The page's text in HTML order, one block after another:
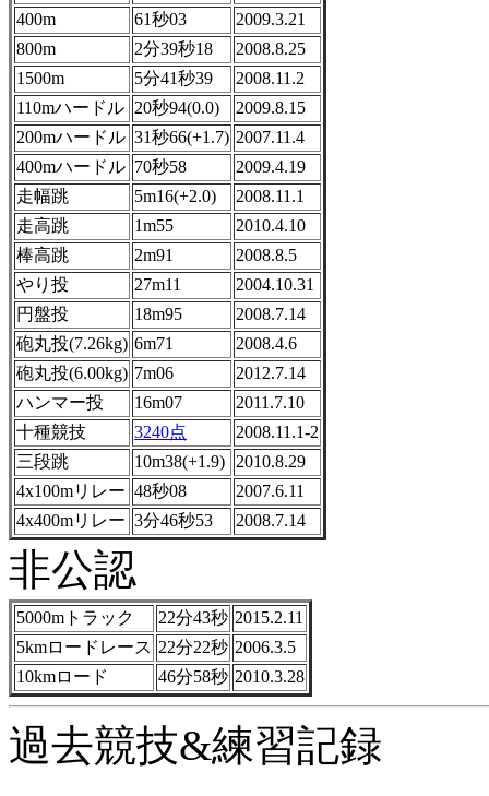
400m
61秒03
2009.3.21
800m
2分39秒18
2008.8.25
1500m
5分41秒39
2008.11.2
110mハードル 20秒94(0.0)
2009.8.15
200mハードル 31秒66(+1.7) 2007.11.4
400mハードル 70秒58
2009.4.19
走幅跳
5m16(+2.0)
2008.11.1
走高跳
1m55
2010.4.10
棒高跳
2m91
2008.8.5
やり投
27m11
2004.10.31
円盤投
18m95
2008.7.14
砲丸投(7.26kg) 6m71
2008.4.6
砲丸投(6.00kg) 7m06
2012.7.14
ハンマー投
16m07
2011.7.10
十種競技
3240点
2008.11.1-2
三段跳
10m38(+1.9)
2010.8.29
4x100mリレー 48秒08
2007.6.11
4x400mリレー 3分46秒53 2008.7.14
非公認
5000mトラック 22分43秒 2015.2.11
5kmロードレース 22分22秒 2006.3.5
10kmロード
46分58秒 2010.3.28
過去競技&練習記録